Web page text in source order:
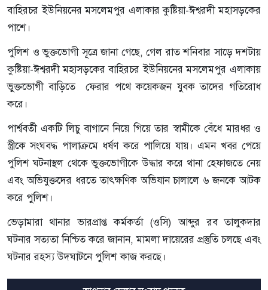
বাহিরচর ইউনিয়নের মসলেমপুর এলাকার কুষ্টিয়া-ঈশ্বরদী মহাসড়কের
পাশে।
পুলিশ ও ভুক্তভোগী সূত্রে জানা গেছে, গেল রাত শনিবার সাড়ে দশটায়
কুষ্টিয়া-ঈশ্বরদী মহাসড়কের বাহিরচর ইউনিয়নের মসলেমপুর এলাকায়
ভুক্তভোগী বাড়িতে ফেরার পথে কয়েকজন যুবক তাদের গতিরোধ
করে।
পার্শ্ববর্তী একটি লিচু বাগানে নিয়ে গিয়ে তার স্বামীকে বেঁধে মারধর ও
স্ত্রীকে সংঘবদ্ধ পালাক্রমে ধর্ষণ করে পালিয়ে যায়। এমন খবর পেয়ে
পুলিশ ঘটনাস্থল থেকে ভুক্তভোগীকে উদ্ধার করে থানা হেফাজতে নেয়
এবং অভিযুক্তদের ধরতে তাৎক্ষণিক অভিযান চালালে ৬ জনকে আটক
করে পুলিশ।
ভেড়ামারা থানার ভারপ্রাপ্ত কর্মকর্তা (ওসি) আব্দুর রব তালুকদার
ঘটনার সত্যতা নিশ্চিত করে জানান, মামলা দায়েরের প্রস্তুতি চলছে এবং
ঘটনার রহস্য উদঘাটনে পুলিশ কাজ করছে।